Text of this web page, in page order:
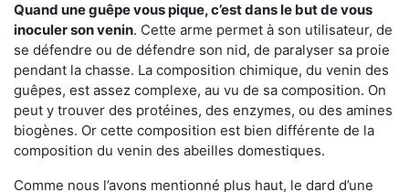
Quand une guêpe vous pique, c’est dans le but de vous
inoculer son venin. Cette arme permet à son utilisateur, de
se défendre ou de défendre son nid, de paralyser sa proie
pendant la chasse. La composition chimique, du venin des
guêpes, est assez complexe, au vu de sa composition. On
peut y trouver des protéines, des enzymes, ou des amines
biogènes. Or cette composition est bien différente de la
composition du venin des abeilles domestiques.
Comme nous l’avons mentionné plus haut, le dard d’une